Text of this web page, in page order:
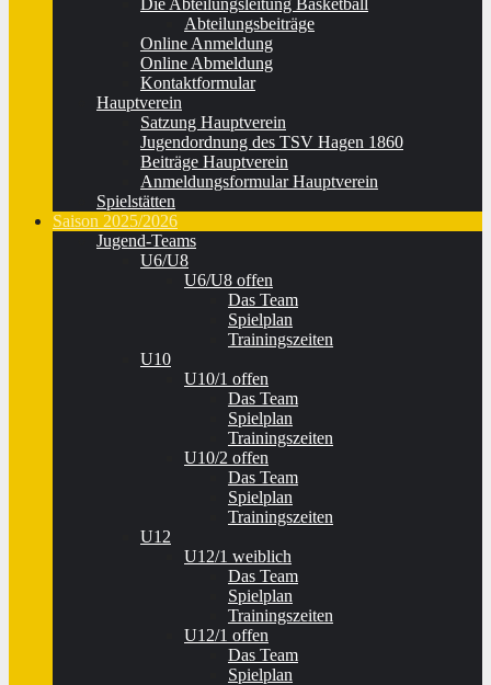
Die Abteilungsleitung Basketball
Abteilungsbeiträge
Online Anmeldung
Online Abmeldung
Kontaktformular
Hauptverein
Satzung Hauptverein
Jugendordnung des TSV Hagen 1860
Beiträge Hauptverein
Anmeldungsformular Hauptverein
Spielstätten
Saison 2025/2026
Jugend-Teams
U6/U8
U6/U8 offen
Das Team
Spielplan
Trainingszeiten
U10
U10/1 offen
Das Team
Spielplan
Trainingszeiten
U10/2 offen
Das Team
Spielplan
Trainingszeiten
U12
U12/1 weiblich
Das Team
Spielplan
Trainingszeiten
U12/1 offen
Das Team
Spielplan